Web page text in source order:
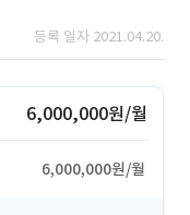
등록 일자 2021.04.20.
6,000,000원/월
6,000,000원/월